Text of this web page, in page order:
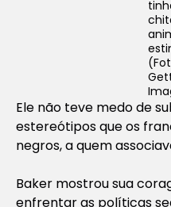
Ele não teve medo de
estereótipos que os
negros, a quem
Baker mostrou sua
enfrentar as políticas